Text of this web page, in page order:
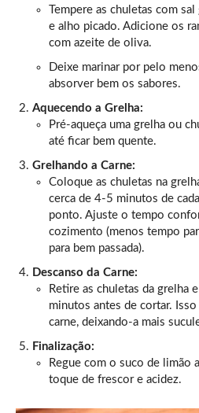
Tempere as chuletas com
e alho picado. Adicione os
com azeite de oliva.
Deixe marinar por pelo
absorver bem os sabores.
Aquecendo a Grelha:
Pré-aqueça uma grelha ou
até ficar bem quente.
Grelhando a Carne:
Coloque as chuletas na
cerca de 4-5 minutos de
ponto. Ajuste o tempo
cozimento (menos tempo
para bem passada).
Descanso da Carne:
Retire as chuletas da grelha
minutos antes de cortar.
carne, deixando-a mais
Finalização:
Regue com o suco de limão
toque de frescor e acidez.